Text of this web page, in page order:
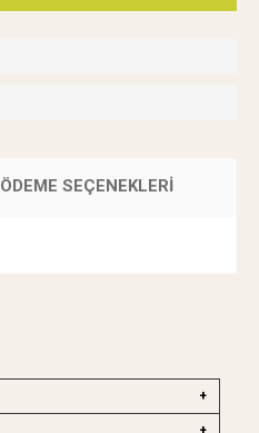
ÖDEME SEÇENEKLERI